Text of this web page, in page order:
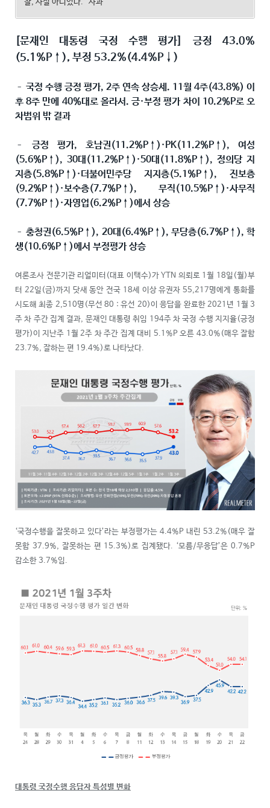
찰, 사실 아니었다.” 사과
[문재인 대통령 국정 수행 평가] 긍정 43.0%
(5.1%P↑), 부정 53.2%(4.4%P↓)
– 국정 수행 긍정 평가, 2주 연속 상승세. 11월 4주(43.8%) 이
후 8주 만에 40%대로 올라서. 긍·부정 평가 차이 10.2%P로 오
차범위 밖 결과
– 긍정 평가, 호남권(11.2%P↑)·PK(11.2%P↑), 여성
(5.6%P↑), 30대(11.2%P↑)·50대(11.8%P↑), 정의당 지
지층(5.8%P↑)·더불어민주당 지지층(5.1%P↑), 진보층
(9.2%P↑)·보수층(7.7%P↑), 무직(10.5%P↑)·사무직
(7.7%P↑)·자영업(6.2%P↑)에서 상승
– 충청권(6.5%P↑), 20대(6.4%P↑), 무당층(6.7%P↑), 학
생(10.6%P↑)에서 부정평가 상승
여론조사 전문기관 리얼미터(대표 이택수)가 YTN 의뢰로 1월 18일(월)부
터 22일(금)까지 닷새 동안 전국 18세 이상 유권자 55,217명에게 통화를
시도해 최종 2,510명(무선 80 : 유선 20)이 응답을 완료한 2021년 1월 3
주 차 주간 집계 결과, 문재인 대통령 취임 194주 차 국정 수행 지지율(긍정
평가)이 지난주 1월 2주 차 주간 집계 대비 5.1%P 오른 43.0%(매우 잘함
23.7%, 잘하는 편 19.4%)로 나타났다.
‘국정수행을 잘못하고 있다’라는 부정평가는 4.4%P 내린 53.2%(매우 잘
못함 37.9%, 잘못하는 편 15.3%)로 집계됐다. ‘모름/무응답’은 0.7%P
감소한 3.7%임.
대통령 국정수행 응답자 특성별 변화